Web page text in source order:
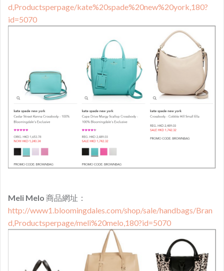
d,Productsperpage/kate%20spade%20new%20york,180?
id=5070
Meli Melo 商品網址：
http://www1.bloomingdales.com/shop/sale/handbags/Bran
d,Productsperpage/meli%20melo,180?id=5070